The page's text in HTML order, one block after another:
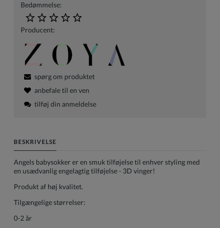
Bedømmelse:
Producent:
spørg om produktet
anbefale til en ven
tilføj din anmeldelse
BESKRIVELSE
Angels babysokker er en smuk tilføjelse til enhver styling med
en usædvanlig engelagtig tilføjelse - 3D vinger!
Produkt af høj kvalitet.
Tilgængelige størrelser:
0-2 år